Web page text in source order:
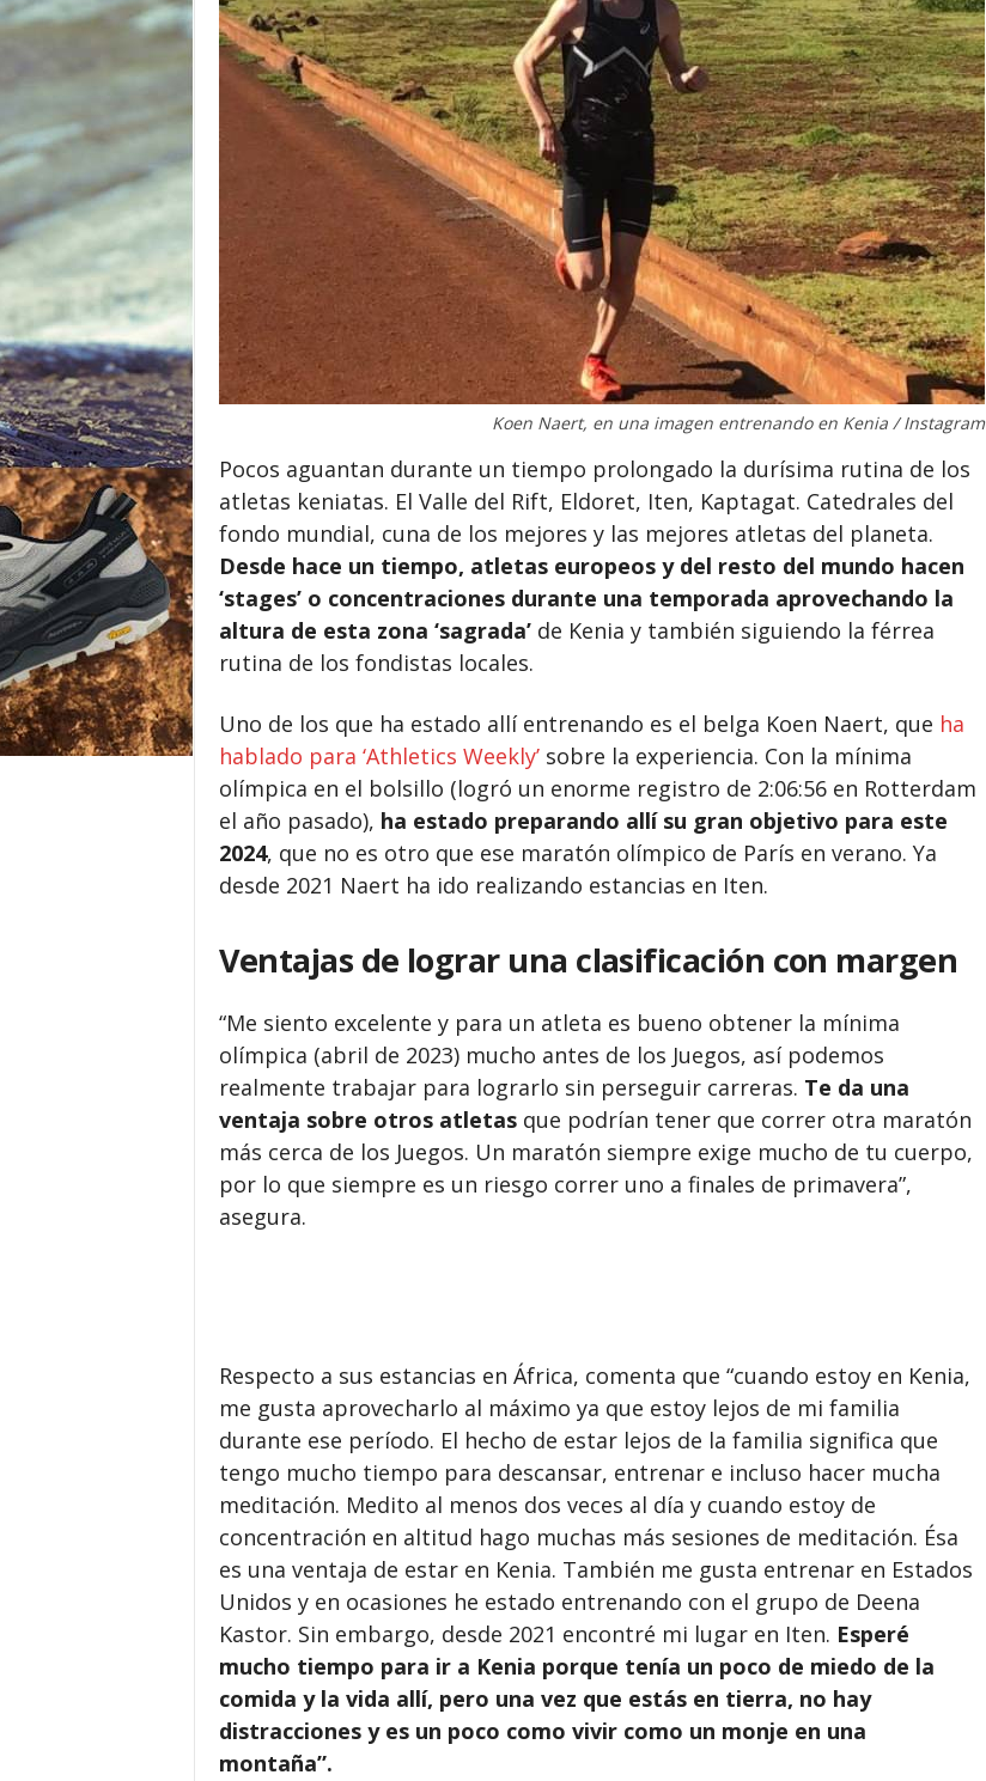
Koen Naert, en una imagen entrenando en Kenia / Instagram
Pocos aguantan durante un tiempo prolongado la durísima rutina de los
atletas keniatas. El Valle del Rift, Eldoret, Iten, Kaptagat. Catedrales del
fondo mundial, cuna de los mejores y las mejores atletas del planeta.
Desde hace un tiempo, atletas europeos y del resto del mundo hacen
‘stages’ o concentraciones durante una temporada aprovechando la
altura de esta zona ‘sagrada’de Kenia y también siguiendo la férrea
rutina de los fondistas locales.
Uno de los que ha estado allí entrenando es el belga Koen Naert, que ha
hablado para ‘Athletics Weekly’sobre la experiencia. Con la mínima
olímpica en el bolsillo (logró un enorme registro de 2:06:56 en Rotterdam
el año pasado), ha estado preparando allí su gran objetivo para este
2024, que no es otro que ese maratón olímpico de París en verano. Ya
desde 2021 Naert ha ido realizando estancias en Iten.
Ventajas de lograr una clasificación con margen
“Me siento excelente y para un atleta es bueno obtener la mínima
olímpica (abril de 2023) mucho antes de los Juegos, así podemos
realmente trabajar para lograrlo sin perseguir carreras. Te da una
ventaja sobre otros atletasque podrían tener que correr otra maratón
más cerca de los Juegos. Un maratón siempre exige mucho de tu cuerpo,
por lo que siempre es un riesgo correr uno a finales de primavera”,
asegura.
Respecto a sus estancias en África, comenta que “cuando estoy en Kenia,
me gusta aprovecharlo al máximo ya que estoy lejos de mi familia
durante ese período. El hecho de estar lejos de la familia significa que
tengo mucho tiempo para descansar, entrenar e incluso hacer mucha
meditación. Medito al menos dos veces al día y cuando estoy de
concentración en altitud hago muchas más sesiones de meditación. Ésa
es una ventaja de estar en Kenia. También me gusta entrenar en Estados
Unidos y en ocasiones he estado entrenando con el grupo de Deena
Kastor. Sin embargo, desde 2021 encontré mi lugar en Iten. Esperé
mucho tiempo para ir a Kenia porque tenía un poco de miedo de la
comida y la vida allí, pero una vez que estás en tierra, no hay
distracciones y es un poco como vivir como un monje en una
montaña”.